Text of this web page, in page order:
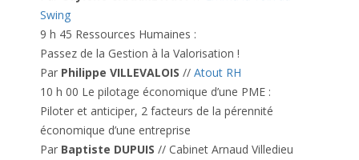
Swing
9 h 45 Ressources Humaines :
Passez de la Gestion à la Valorisation !
Par Philippe VILLEVALOIS // Atout RH
10 h 00 Le pilotage économique d’une PME :
Piloter et anticiper, 2 facteurs de la pérennité
économique d’une entreprise
Par Baptiste DUPUIS // Cabinet Arnaud Villedieu